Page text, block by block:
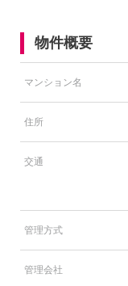
物件概要
マンション名
住所
交通
管理方式
管理会社